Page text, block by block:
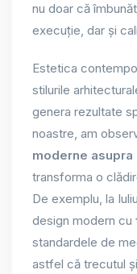
nu doar că
execuție, dar și
Estetica
stilurile
genera rezultate
noastre, am
moderne
transforma o
De exemplu, la
design modern cu
standardele de
astfel că trecutul